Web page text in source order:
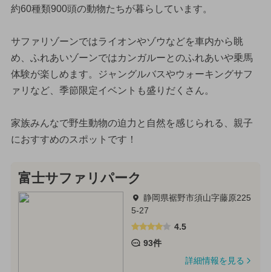
約60種類900頭の動物たちが暮らしています。
サファリゾーンではライオンやゾウなどを車内から眺
め、ふれあいゾーンではカンガルーとのふれあいや乗馬
体験が楽しめます。ジャングルバスやウォーキングサフ
ァリなど、季節限定イベントも盛りだくさん。
家族みんなで野生動物の迫力と自然を感じられる、親子
におすすめのスポットです！
富士サファリパーク
静岡県裾野市須山字藤原225
5-27
4.5
93件
詳細情報を見る